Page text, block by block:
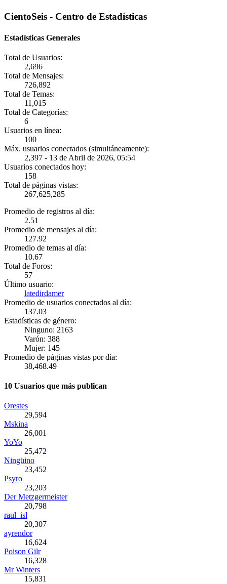
CientoSeis - Centro de Estadísticas
Estadísticas Generales
Total de Usuarios:
2,696
Total de Mensajes:
726,892
Total de Temas:
11,015
Total de Categorías:
6
Usuarios en línea:
100
Máx. usuarios conectados (simultáneamente):
2,397 - 13 de Abril de 2026, 05:54
Usuarios conectados hoy:
158
Total de páginas vistas:
267,625,285
Promedio de registros al día:
2.51
Promedio de mensajes al día:
127.92
Promedio de temas al día:
10.67
Total de Foros:
57
Último usuario:
latedirdamer
Promedio de usuarios conectados al día:
137.03
Estadísticas de género:
Ninguno: 2163
Varón: 388
Mujer: 145
Promedio de páginas vistas por día:
38,468.49
10 Usuarios que más publican
Orestes
29,594
Mskina
26,001
YoYo
25,472
Ningüino
23,452
Psyro
23,203
Der Metzgermeister
20,798
raul_isl
20,307
ayrendor
16,624
Poison Gilr
16,328
Mr Winters
15,831